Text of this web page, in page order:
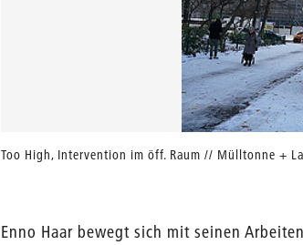
Too High, Intervention im öff. Raum // Mülltonne +
Enno Haar bewegt sich mit seinen